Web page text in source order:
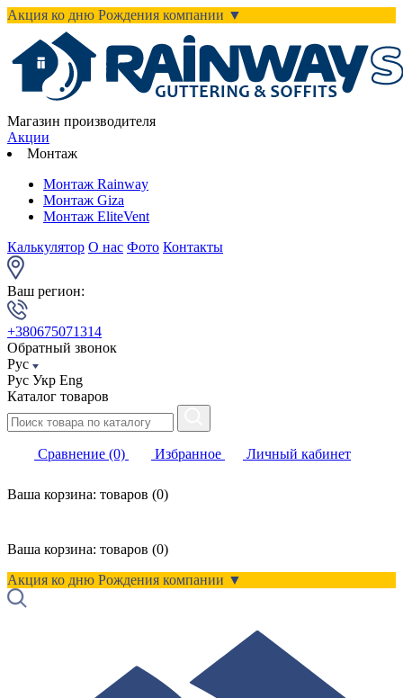
Акция ко дню Рождения компании ▼
Магазин производителя
Акции
Монтаж
Монтаж Rainway
Монтаж Giza
Монтаж EliteVent
Калькулятор О нас Фото Контакты
Ваш регион:
+380675071314
Обратный звонок
Рус
Рус Укр Eng
Каталог товаров
Сравнение (0) Избранное Личный кабинет
Ваша корзина: товаров (0)
Ваша корзина: товаров (0)
Акция ко дню Рождения компании ▼